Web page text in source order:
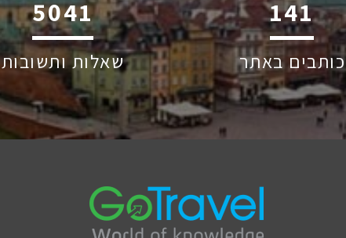
6045
שאלות ותשובות
204
כותבים באתר